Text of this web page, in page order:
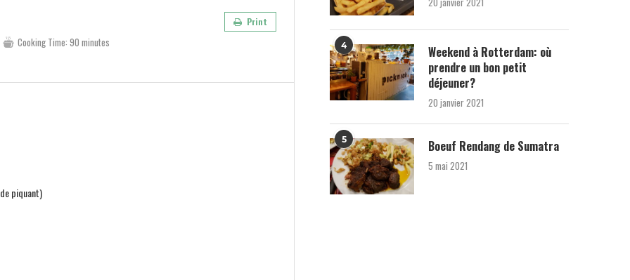
Print
Cooking Time: 90 minutes
piquant)
4
Weekend à Rotterdam: où
prendre un bon petit
déjeuner?
20 janvier 2021
5 Boeuf Rendang de Sumatra
5 mai 2021